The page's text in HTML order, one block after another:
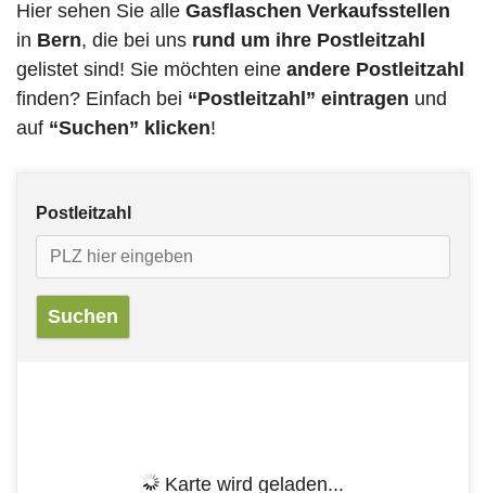
Hier sehen Sie alle Gasflaschen Verkaufsstellen
in Bern, die bei uns rund um ihre Postleitzahl
gelistet sind! Sie möchten eine andere Postleitzahl
finden? Einfach bei “Postleitzahl” eintragen und
auf “Suchen” klicken!
Postleitzahl
Karte wird geladen...